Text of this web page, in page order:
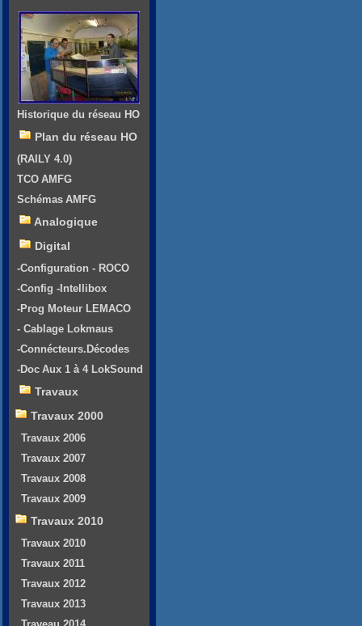
Historique du réseau HO
Plan du réseau HO
(RAILY 4.0)
TCO AMFG
Schémas AMFG
Analogique
Digital
-Configuration - ROCO
-Config -Intellibox
-Prog Moteur LEMACO
- Cablage Lokmaus
-Connécteurs.Décodes
-Doc Aux 1 à 4 LokSound
Travaux
Travaux 2000
Travaux 2006
Travaux 2007
Travaux 2008
Travaux 2009
Travaux 2010
Travaux 2010
Travaux 2011
Travaux 2012
Travaux 2013